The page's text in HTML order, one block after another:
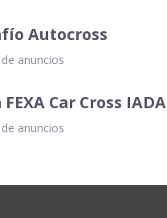
Autocross
anuncios
FEXA Car Cross IADA
anuncios